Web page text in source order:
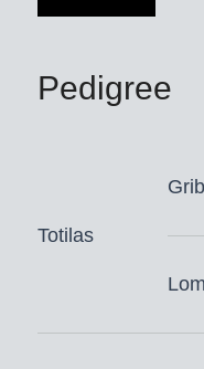
Zijn carrière
WK-jonge
Zonder twijfel:
talent voor de
verzameling
OLD, geërfd –
zonen springt
Pedigree
Totilas